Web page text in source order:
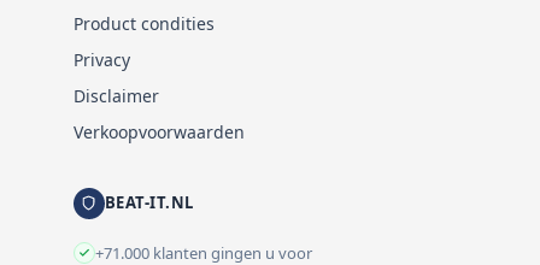
Product condities
Privacy
Disclaimer
Verkoopvoorwaarden
BEAT-IT.NL
+71.000 klanten gingen u voor